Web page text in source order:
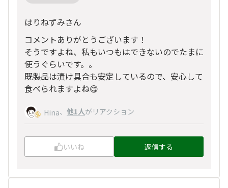
はりねずみさん
コメントありがとうございます！
そうですよね、私もいつもはできないのでたまに
使うぐらいです。。
既製品は漬け具合も安定しているので、安心して
食べられますよね😋
Hina、 他1人がリアクション
いいね 返信する